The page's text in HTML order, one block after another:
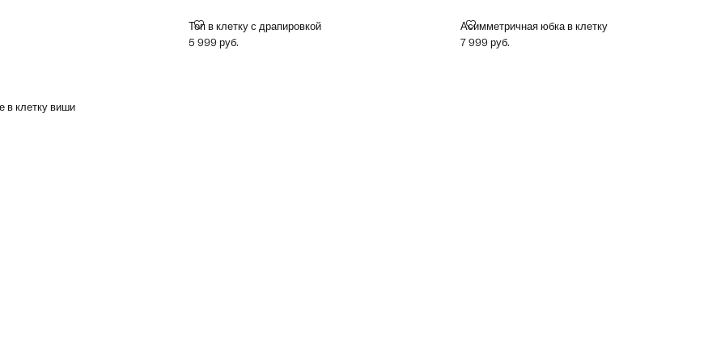
Топ в клетку с драпировкой
ТОП В КЛЕТКУ С ДРАПИРОВКОЙ
Текущая цена [5 999 руб. ]
5 999 руб.
Асимметричная юбка в клетку
АСИММЕТРИЧНАЯ ЮБКА В КЛЕТКУ
Текущая цена [7 999 руб. ]
7 999 руб.
в клетку виши
В КЛЕТКУ ВИШИ
руб. ]